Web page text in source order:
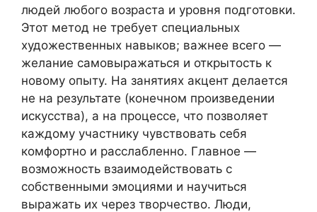
людей любого возраста и уровня подготовки.
Этот метод не требует специальных
художественных навыков; важнее всего —
желание самовыражаться и открытость к
новому опыту. На занятиях акцент делается
не на результате (конечном произведении
искусства), а на процессе, что позволяет
каждому участнику чувствовать себя
комфортно и расслабленно. Главное —
возможность взаимодействовать с
собственными эмоциями и научиться
выражать их через творчество. Люди,